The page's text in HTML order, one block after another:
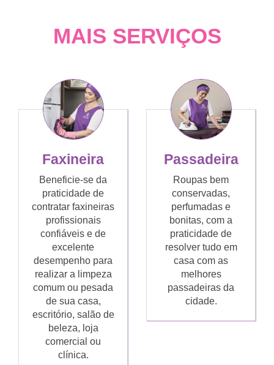
MAIS SERVIÇOS
Faxineira
Beneficie-se da
praticidade de
contratar faxineiras
profissionais
confiáveis e de
excelente
desempenho para
realizar a limpeza
comum ou pesada
de sua casa,
escritório, salão de
beleza, loja
comercial ou
clínica.
Passadeira
Roupas bem
conservadas,
perfumadas e
bonitas, com a
praticidade de
resolver tudo em
casa com as
melhores
passadeiras da
cidade.